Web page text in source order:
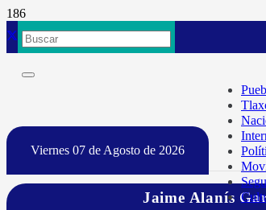
Viernes 07 de Agosto de 2026
Jaime Alanís